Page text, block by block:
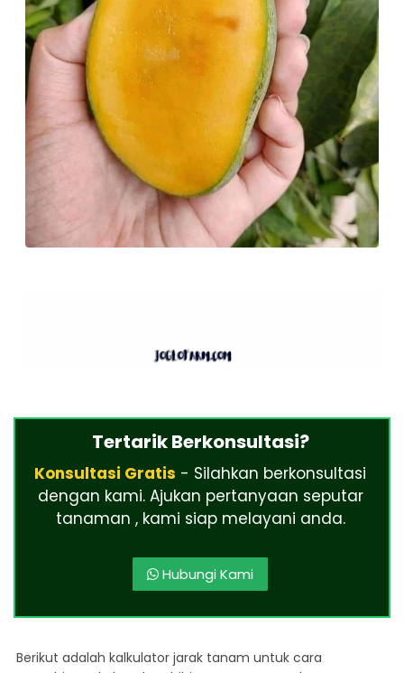
Tertarik Berkonsultasi?
Konsultasi Gratis - Silahkan berkonsultasi
dengan kami. Ajukan pertanyaan seputar
tanaman , kami siap melayani anda.
Hubungi Kami
Berikut adalah kalkulator jarak tanam untuk cara